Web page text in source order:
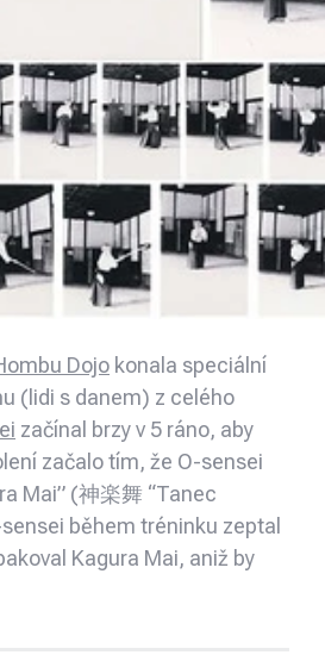
Dojo konala speciální
(lidi s danem) z celého
začínal brzy v 5 ráno, aby
začalo tím, že O-sensei
Mai” (神楽舞 “Tanec
sensei během tréninku zeptal
Kagura Mai, aniž by